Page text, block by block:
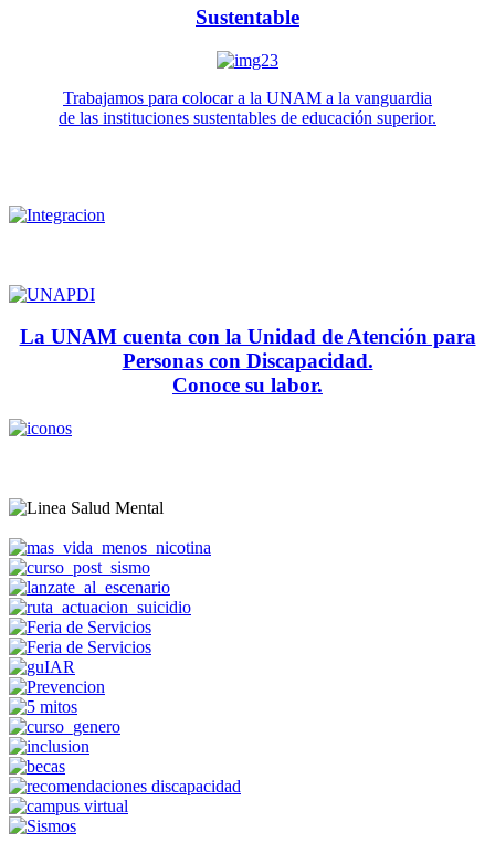
Sustentable
Trabajamos para colocar a la UNAM a la vanguardia
de las instituciones sustentables de educación superior.
La UNAM cuenta con la Unidad de Atención para
Personas con Discapacidad.
Conoce su labor.